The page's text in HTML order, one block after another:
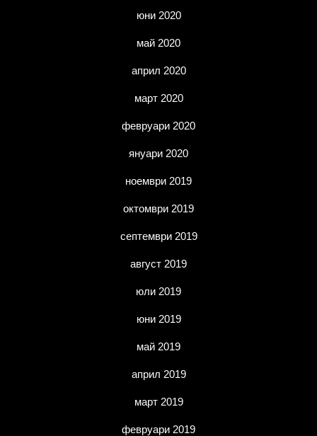
юни 2020
май 2020
април 2020
март 2020
февруари 2020
януари 2020
ноември 2019
октомври 2019
септември 2019
август 2019
юли 2019
юни 2019
май 2019
април 2019
март 2019
февруари 2019